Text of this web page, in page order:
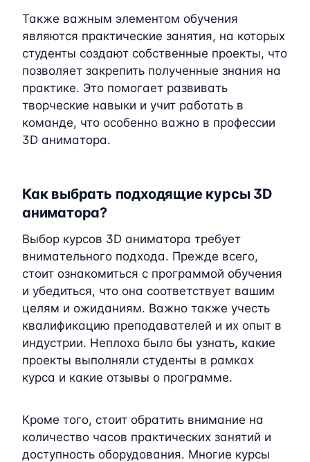
Также важным элементом обучения
являются практические занятия, на которых
студенты создают собственные проекты, что
позволяет закрепить полученные знания на
практике. Это помогает развивать
творческие навыки и учит работать в
команде, что особенно важно в профессии
3D аниматора.
Как выбрать подходящие курсы 3D
аниматора?
Выбор курсов 3D аниматора требует
внимательного подхода. Прежде всего,
стоит ознакомиться с программой обучения
и убедиться, что она соответствует вашим
целям и ожиданиям. Важно также учесть
квалификацию преподавателей и их опыт в
индустрии. Неплохо было бы узнать, какие
проекты выполняли студенты в рамках
курса и какие отзывы о программе.
Кроме того, стоит обратить внимание на
количество часов практических занятий и
доступность оборудования. Многие курсы